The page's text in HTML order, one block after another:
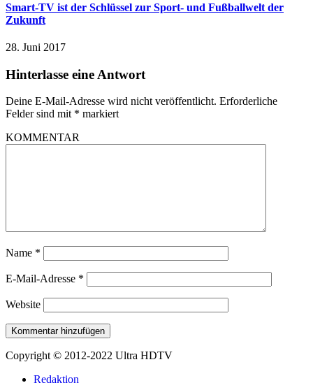
Smart-TV ist der Schlüssel zur Sport- und Fußballwelt der
Zukunft
28. Juni 2017
Hinterlasse eine Antwort
Deine E-Mail-Adresse wird nicht veröffentlicht. Erforderliche
Felder sind mit * markiert
KOMMENTAR
Name *
E-Mail-Adresse *
Website
Copyright © 2012-2022 Ultra HDTV
Redaktion